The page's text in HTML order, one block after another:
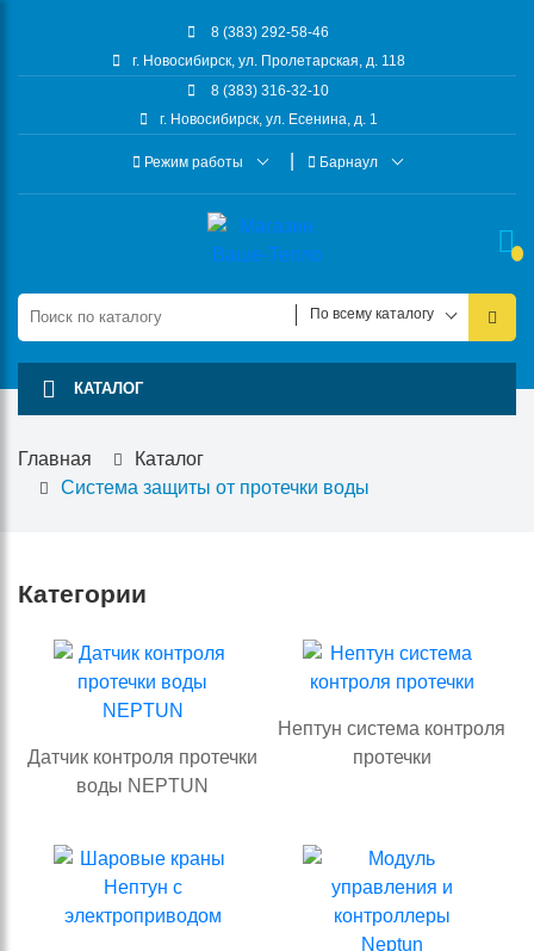
8 (383) 292-58-46
г. Новосибирск, ул. Пролетарская, д. 118
8 (383) 316-32-10
г. Новосибирск, ул. Есенина, д. 1
Режим работы Барнаул
По всему каталогу
КАТАЛОГ
Главная
Каталог
Система защиты от протечки воды
Категории
Датчик контроля протечки
воды NEPTUN
Нептун система контроля
протечки